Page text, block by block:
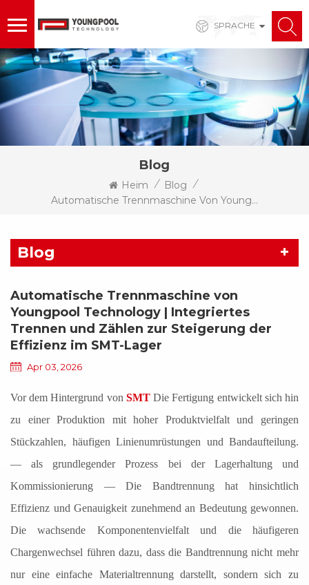
SPRACHE
Blog
Heim / Blog /
Automatische Trennmaschine Von Youngpool Technology | Integriertes Trennen Und Zählen Zur Steigerung Der Effizienz Im SMT-Lager
Blog
Automatische Trennmaschine von
Youngpool Technology | Integriertes
Trennen und Zählen zur Steigerung der
Effizienz im SMT-Lager
Apr 03, 2026
Vor dem Hintergrund von SMTDie Fertigung entwickelt sich hin
zu einer Produktion mit hoher Produktvielfalt und geringen
Stückzahlen, häufigen Linienumrüstungen und Bandaufteilung.
—als grundlegender Prozess bei der Lagerhaltung und
Kommissionierung —Die Bandtrennung hat hinsichtlich
Effizienz und Genauigkeit zunehmend an Bedeutung gewonnen.
Die wachsende Komponentenvielfalt und die häufigeren
Chargenwechsel führen dazu, dass die Bandtrennung nicht mehr
nur eine einfache Materialtrennung darstellt, sondern sich zu